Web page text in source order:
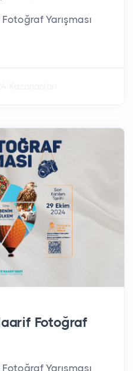
Yarışması
Fotoğraf
Yarışması